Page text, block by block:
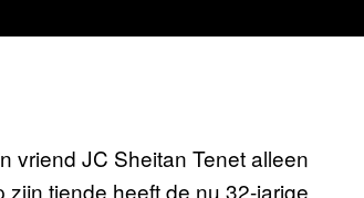
vriend JC Sheitan Tenet alleen
tiende heeft de nu 32-jarige